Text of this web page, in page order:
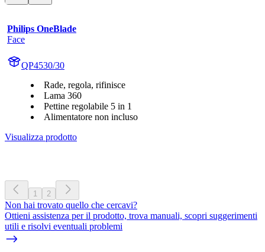
Philips OneBlade
Face
QP4530/30
Rade, regola, rifinisce
Lama 360
Pettine regolabile 5 in 1
Alimentatore non incluso
Visualizza prodotto
1 2
Non hai trovato quello che cercavi?
Ottieni assistenza per il prodotto, trova manuali, scopri suggerimenti
utili e risolvi eventuali problemi